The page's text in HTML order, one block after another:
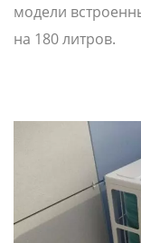
модели
на 180 литров.